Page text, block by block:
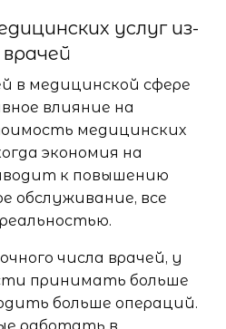
услуг из-
в медицинской сфере
влияние на
медицинских
экономия на
к повышению
обслуживание, все
числа врачей, у
принимать больше
больше операций.